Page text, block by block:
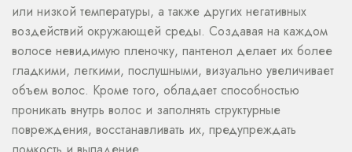
или низкой температуры, а также других негативных
воздействий окружающей среды. Создавая на каждом
волосе невидимую пленочку, пантенол делает их более
гладкими, легкими, послушными, визуально увеличивает
объем волос. Кроме того, обладает способностью
проникать внутрь волос и заполнять структурные
повреждения, восстанавливать их, предупреждать